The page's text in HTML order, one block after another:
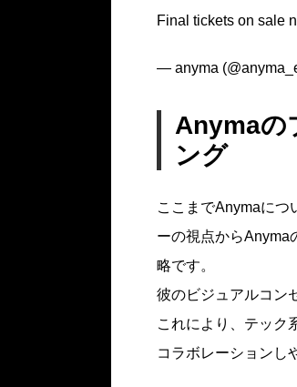
Final tickets on sale
— anyma
Anymaの
ング
ここまでAnymaにつ
ーの視点からAnyma
略です。
彼のビジュアルコン
これにより、テック
コラボレーションし